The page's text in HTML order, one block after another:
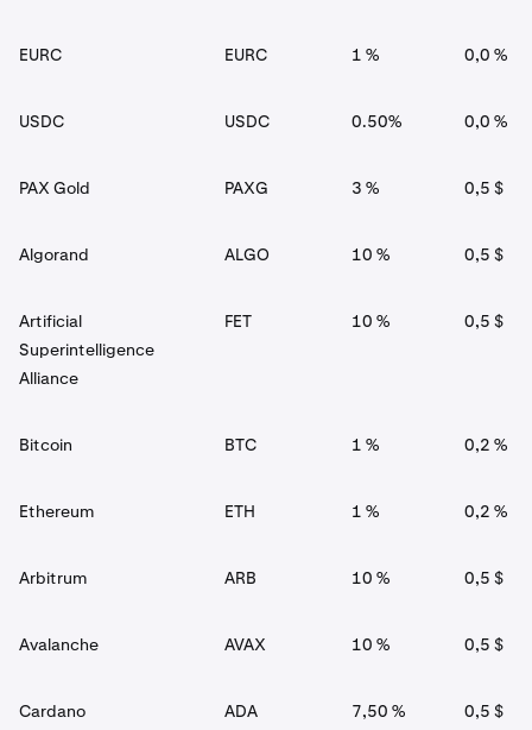
EURC EURC 1 % 0,0 %
USDC USDC 0.50% 0,0 %
PAX Gold PAXG 3 % 0,5 $
Algorand ALGO 10 % 0,5 $
Artificial
Superintelligence
Alliance
FET 10 % 0,5 $
Bitcoin BTC 1 % 0,2 %
Ethereum ETH 1 % 0,2 %
Arbitrum ARB 10 % 0,5 $
Avalanche AVAX 10 % 0,5 $
Cardano ADA 7,50 % 0,5 $